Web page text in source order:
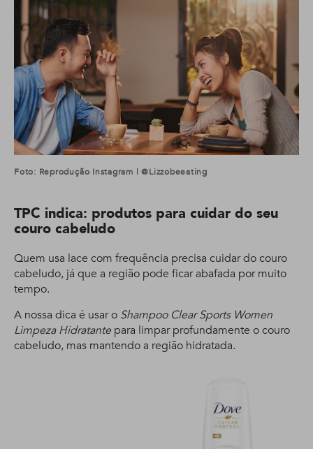
Foto: Reprodução Instagram | @lizzobeeating
TPC indica: produtos para cuidar do seu
couro cabeludo
Quem usa lace com frequência precisa cuidar do couro
cabeludo, já que a região pode ficar abafada por muito
tempo.
A nossa dica é usar o Shampoo Clear Sports Women
Limpeza Hidratantepara limpar profundamente o couro
cabeludo, mas mantendo a região hidratada.